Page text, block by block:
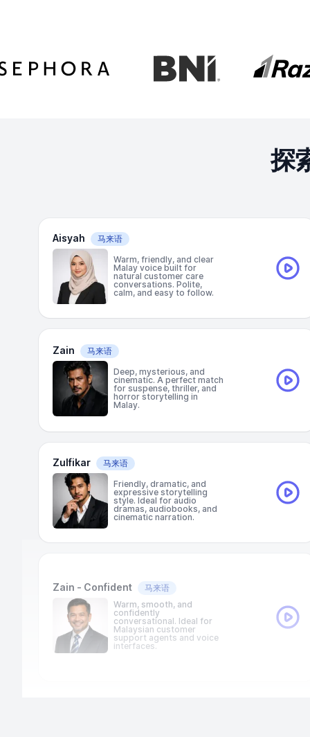
探
Aisyah
马来语
Warm, friendly, and clear
Malay voice built for
natural customer care
conversations. Polite,
calm, and easy to follow.
Zain
马来语
Deep, mysterious, and
cinematic. A perfect match
for suspense, thriller, and
horror storytelling in
Malay.
Zulfikar
马来语
Friendly, dramatic, and
expressive storytelling
style. Ideal for audio
dramas, audiobooks, and
cinematic narration.
Zain - Confident
马来语
Warm, smooth, and
confidently
conversational. Ideal for
Malaysian customer
support agents and voice
interfaces.